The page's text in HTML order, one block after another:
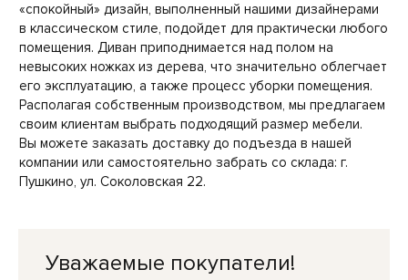
«спокойный» дизайн, выполненный нашими дизайнерами
в классическом стиле, подойдет для практически любого
помещения. Диван приподнимается над полом на
невысоких ножках из дерева, что значительно облегчает
его эксплуатацию, а также процесс уборки помещения.
Располагая собственным производством, мы предлагаем
своим клиентам выбрать подходящий размер мебели.
Вы можете заказать доставку до подъезда в нашей
компании или самостоятельно забрать со склада: г.
Пушкино, ул. Соколовская 22.
Уважаемые покупатели!